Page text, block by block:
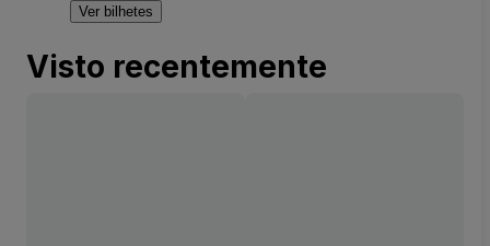
Ver bilhetes
Visto recentemente